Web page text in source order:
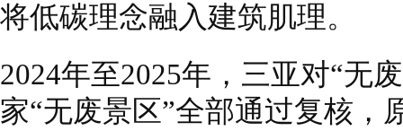
将低碳理念融入建筑肌理。
2024年至2025年，三亚对“无
家“无废景区”全部通过复核，